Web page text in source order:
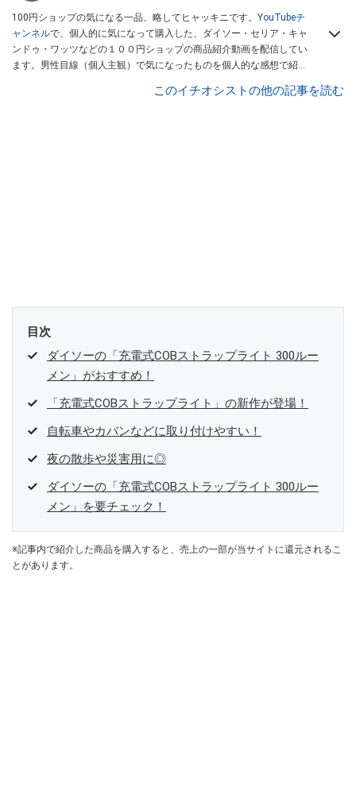
100円ショップの気になる一品、略してヒャッキニです。 YouTubeチ
ャンネルで、個人的に気になって購入した、ダイソー・セリア・キャ
ンドゥ・ワッツなどの１００円ショップの商品紹介動画を配信してい
ます。男性目線（個人主観）で気になったものを個人的な感想で紹介
このイチオシストの他の記事を読む
目次
ダイソーの「充電式COBストラップライト 300ルー
メン」がおすすめ！
「充電式COBストラップライト」の新作が登場！
自転車やカバンなどに取り付けやすい！
夜の散歩や災害用に◎
ダイソーの「充電式COBストラップライト 300ルー
メン」を要チェック！
※記事内で紹介した商品を購入すると、売上の一部が当サイトに還元されるこ
とがあります。